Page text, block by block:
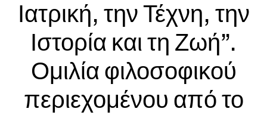
Ιατρική, την Τέχνη, την
Ιστορία και τη Ζωή”.
Ομιλία φιλοσοφικού
περιεχομένου από το